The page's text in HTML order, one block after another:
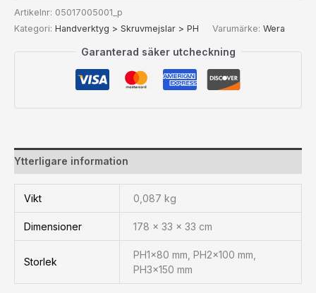
Artikelnr: 05017005001_p
Kategori: Handverktyg > Skruvmejslar > PH Varumärke: Wera
Garanterad säker utcheckning
Ytterligare information
Vikt 0,087 kg
Dimensioner 178 × 33 × 33 cm
Storlek
PH1x80 mm, PH2x100 mm,
PH3x150 mm